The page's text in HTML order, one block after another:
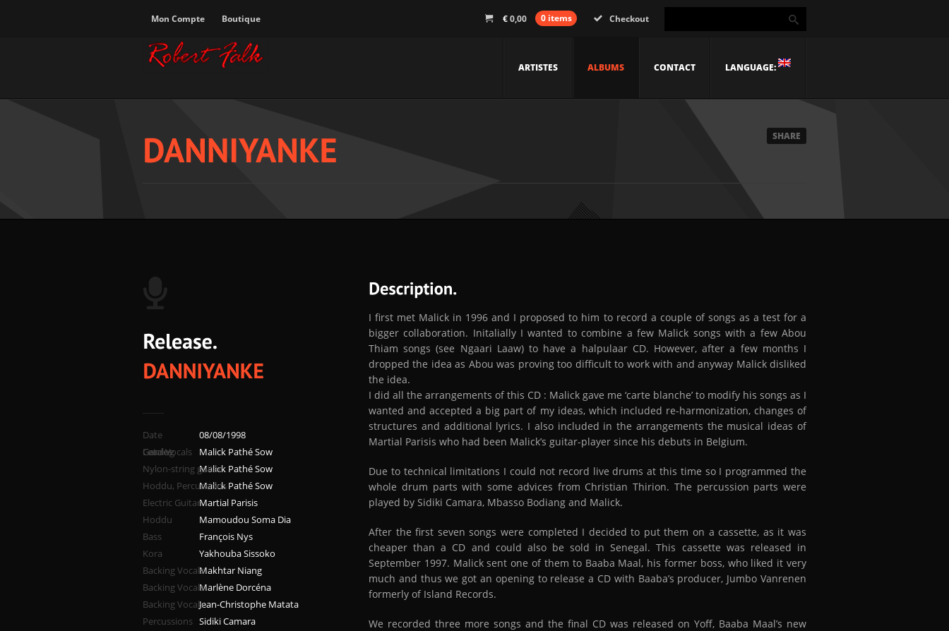
Mon Compte Boutique €0,00 0 items Checkout
ARTISTES ALBUMS CONTACT LANGUAGE:
SHARE
Date
08/08/1998
Catalog
Genres
Lead Vocals
Malick Pathé Sow
Nylon-string guitarMalick Pathé Sow
Hoddu, PercussionsMalick Pathé Sow
Electric GuitarMartial Parisis
Hoddu
Mamoudou Soma Dia
Bass
François Nys
Kora
Yakhouba Sissoko
Backing VocalsMakhtar Niang
Backing VocalsMarlène Dorcéna
Backing VocalsJean-Christophe Matata
Percussions Sidiki Camara
I first met Malick in 1996 and I proposed to him to record a couple of songs as a test for a
bigger collaboration. Initalially I wanted to combine a few Malick songs with a few Abou
Thiam songs (see Ngaari Laaw) to have a halpulaar CD. However, after a few months I
dropped the idea as Abou was proving too difficult to work with and anyway Malick disliked
the idea.
I did all the arrangements of this CD : Malick gave me ‘carte blanche’ to modify his songs as I
wanted and accepted a big part of my ideas, which included re-harmonization, changes of
structures and additional lyrics. I also included in the arrangements the musical ideas of
Martial Parisis who had been Malick’s guitar-player since his debuts in Belgium.
Due to technical limitations I could not record live drums at this time so I programmed the
whole drum parts with some advices from Christian Thirion. The percussion parts were
played by Sidiki Camara, Mbasso Bodiang and Malick.
After the first seven songs were completed I decided to put them on a cassette, as it was
cheaper than a CD and could also be sold in Senegal. This cassette was released in
September 1997. Malick sent one of them to Baaba Maal, his former boss, who liked it very
much and thus we got an opening to release a CD with Baaba’s producer, Jumbo Vanrenen
formerly of Island Records.
We recorded three more songs and the final CD was released on Yoff, Baaba Maal’s new